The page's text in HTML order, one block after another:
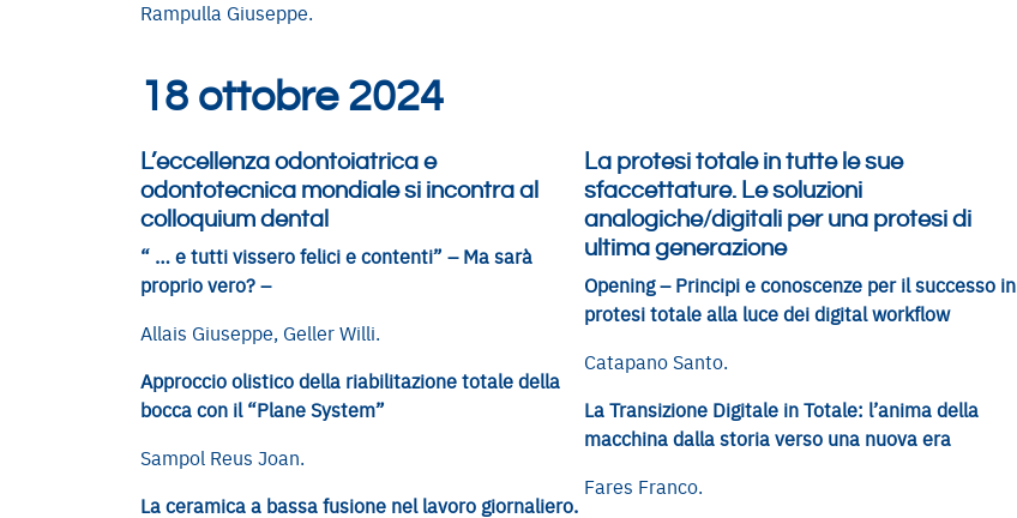
Rampulla Giuseppe.
18 ottobre 2024
L’eccellenza odontoiatrica e
odontotecnica mondiale si incontra al
colloquium dental
“ … e tutti vissero felici e contenti” – Ma sarà
proprio vero? –
Allais Giuseppe, Geller Willi.
Approccio olistico della riabilitazione totale della
bocca con il “Plane System”
Sampol Reus Joan.
La ceramica a bassa fusione nel lavoro giornaliero.
La protesi totale in tutte le sue
sfaccettature. Le soluzioni
analogiche/digitali per una protesi di
ultima generazione
Opening – Principi e conoscenze per il successo in
protesi totale alla luce dei digital workflow
Catapano Santo.
La Transizione Digitale in Totale: l’anima della
macchina dalla storia verso una nuova era
Fares Franco.